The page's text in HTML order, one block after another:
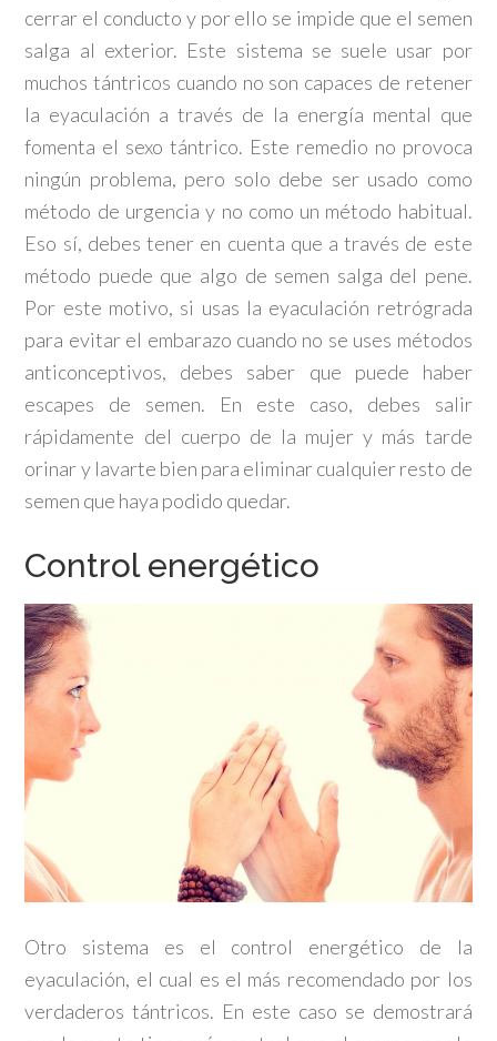
cerrar el conducto y por ello se impide que el semen
salga al exterior. Este sistema se suele usar por
muchos tántricos cuando no son capaces de retener
la eyaculación a través de la energía mental que
fomenta el sexo tántrico. Este remedio no provoca
ningún problema, pero solo debe ser usado como
método de urgencia y no como un método habitual.
Eso sí, debes tener en cuenta que a través de este
método puede que algo de semen salga del pene.
Por este motivo, si usas la eyaculación retrógrada
para evitar el embarazo cuando no se uses métodos
anticonceptivos, debes saber que puede haber
escapes de semen. En este caso, debes salir
rápidamente del cuerpo de la mujer y más tarde
orinar y lavarte bien para eliminar cualquier resto de
semen que haya podido quedar.
Control energético
Otro sistema es el control energético de la
eyaculación, el cual es el más recomendado por los
verdaderos tántricos. En este caso se demostrará